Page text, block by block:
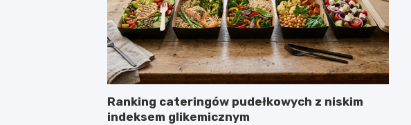
Ranking cateringów pudełkowych z niskim
indeksem glikemicznym